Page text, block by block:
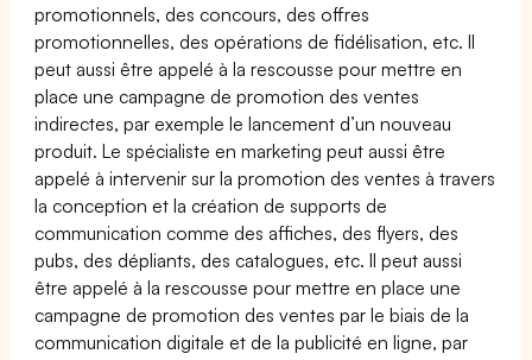
promotionnels, des concours, des offres
promotionnelles, des opérations de fidélisation, etc. Il
peut aussi être appelé à la rescousse pour mettre en
place une campagne de promotion des ventes
indirectes, par exemple le lancement d’un nouveau
produit. Le spécialiste en marketing peut aussi être
appelé à intervenir sur la promotion des ventes à travers
la conception et la création de supports de
communication comme des affiches, des flyers, des
pubs, des dépliants, des catalogues, etc. Il peut aussi
être appelé à la rescousse pour mettre en place une
campagne de promotion des ventes par le biais de la
communication digitale et de la publicité en ligne, par